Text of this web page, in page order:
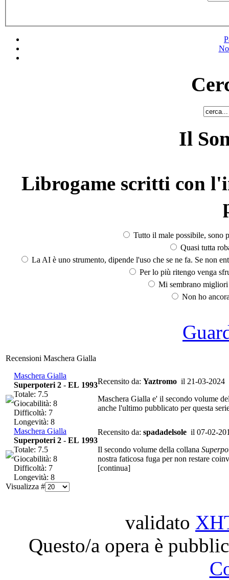
Il
Librogame scritti con
Tutto il male possibile, sono
Quasi tutta
La AI è uno strumento, dipende l'uso che se ne fa. Se non
Per lo più ritengo venga
Mi sembrano
Non ho
Recensioni Maschera Gialla
Maschera Gialla
Recensito da: Yaztromo il 21-03-2024
Maschera Gialla e' il secondo volume
anche l'ultimo pubblicato per questa
Superpoteri 2 - EL 1993
Totale: 7.5
Giocabilità: 8
Difficoltà: 7
Longevità: 8
Maschera Gialla
Recensito da: spadadelsole il 07-02-
Il secondo volume della collana
nostra faticosa fuga per non restare
[continua]
Superpoteri 2 - EL 1993
Totale: 7.5
Giocabilità: 8
Difficoltà: 7
Longevità: 8
Visualizza #
validato
Questo/a opera è